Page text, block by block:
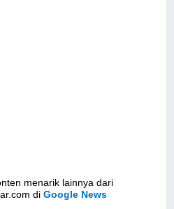
menarik lainnya dari
diGoogle News